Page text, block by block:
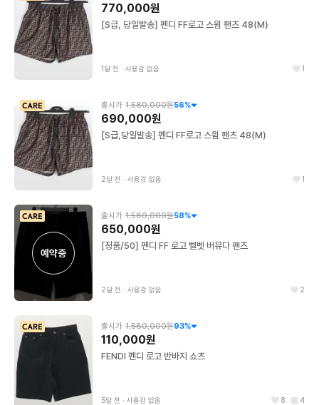
770,000원
[S급, 당일발송] 펜디 FF로고 스윔 팬츠 48(M)
1달 전 ∙ 사용감 없음 1
출시가 1,580,000원56%
690,000원
[S급,당일발송] 펜디 FF로고 스윔 팬츠 48(M)
2달 전 ∙ 사용감 없음 1
예약중
출시가 1,580,000원58%
650,000원
[정품/50] 펜디 FF 로고 벨벳 버뮤다 팬츠
2달 전 ∙ 사용감 없음 2
출시가 1,580,000원93%
110,000원
FENDI 펜디 로고 반바지 쇼츠
5달 전 ∙ 사용감 없음 8 4